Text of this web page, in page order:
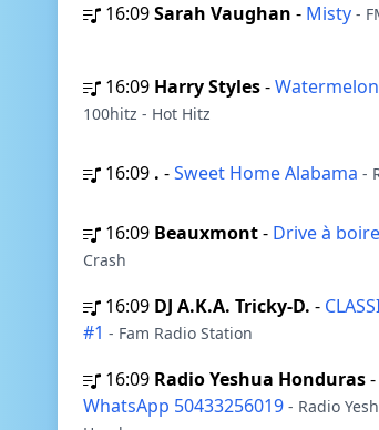
16:09Sarah Vaughan - Misty -
16:09 Harry Styles-
100hitz - Hot Hitz
16:09 . -Sweet Home Alabama -
16:09 Beauxmont- Drive à boire
Crash
16:09 DJ A.K.A. Tricky-D. -
#1 - Fam Radio Station
16:09 Radio Yeshua Honduras-
WhatsApp 50433256019 - Radio